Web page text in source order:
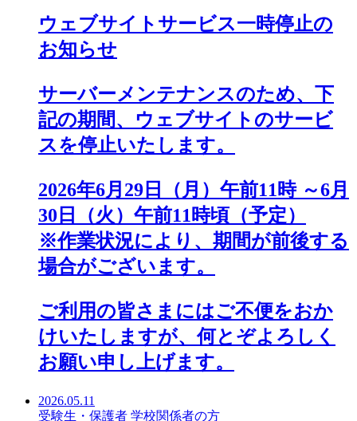
ウェブサイトサービス一時停止の
お知らせ
サーバーメンテナンスのため、下
記の期間、ウェブサイトのサービ
スを停止いたします。
2026年6月29日（月）午前11時 ～6月
30日（火）午前11時頃（予定）
※作業状況により、期間が前後する
場合がございます。
ご利用の皆さまにはご不便をおか
けいたしますが、何とぞよろしく
お願い申し上げます。
2026.05.11
受験生・保護者 学校関係者の方